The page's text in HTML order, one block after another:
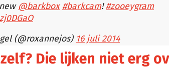
@barkbox #barkcam!#zooeygram
(@roxannejos) 16 juli 2014
Die lijken niet erg